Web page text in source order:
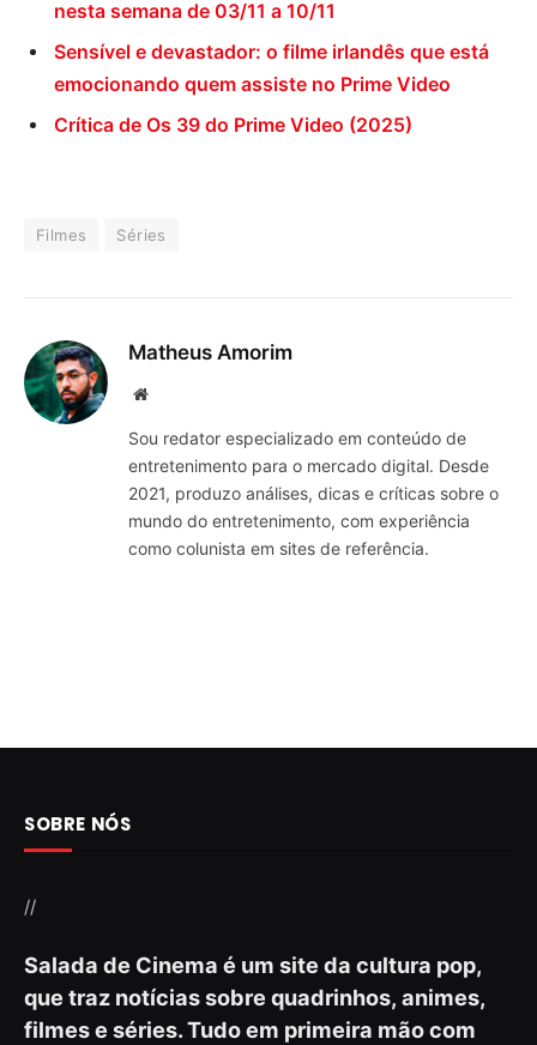
nesta semana de 03/11 a 10/11
Sensível e devastador: o filme irlandês que está
emocionando quem assiste no Prime Video
Crítica de Os 39 do Prime Video (2025)
Filmes Séries
Matheus Amorim
Website
Sou redator especializado em conteúdo de
entretenimento para o mercado digital. Desde
2021, produzo análises, dicas e críticas sobre o
mundo do entretenimento, com experiência
como colunista em sites de referência.
SOBRE NÓS
//
Salada de Cinema é um site da cultura pop,
que traz notícias sobre quadrinhos, animes,
filmes e séries. Tudo em primeira mão com